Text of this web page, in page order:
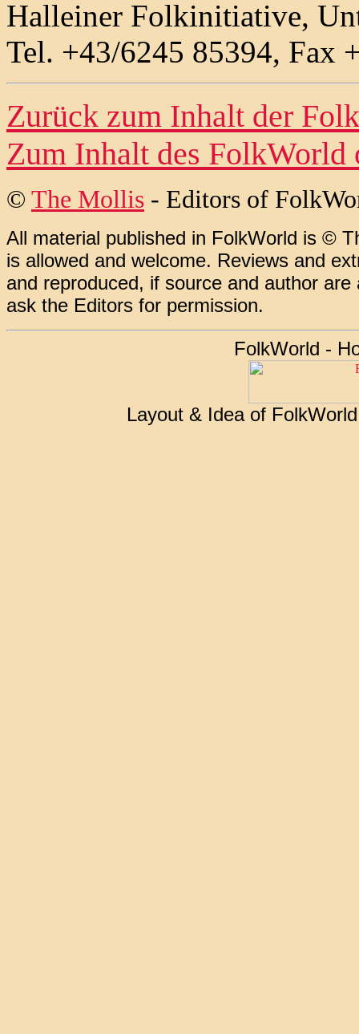
Halleiner Folkinitiative,
Tel. +43/6245 85394, Fax
Zurück zum Inhalt der
Zum Inhalt des FolkWorld
© The Mollis - Editors of
All material published in FolkWorld is ©
is allowed and welcome. Reviews and
and reproduced, if source and author
ask the Editors for permission.
FolkWorld -
Layout & Idea of